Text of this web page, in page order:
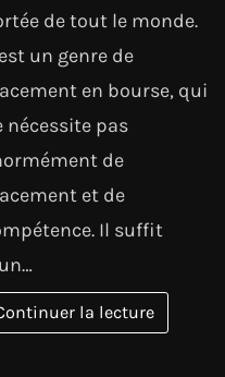
de tout le monde.
un genre de
en bourse, qui
nécessite pas
de
et de
Il suffit
la lecture